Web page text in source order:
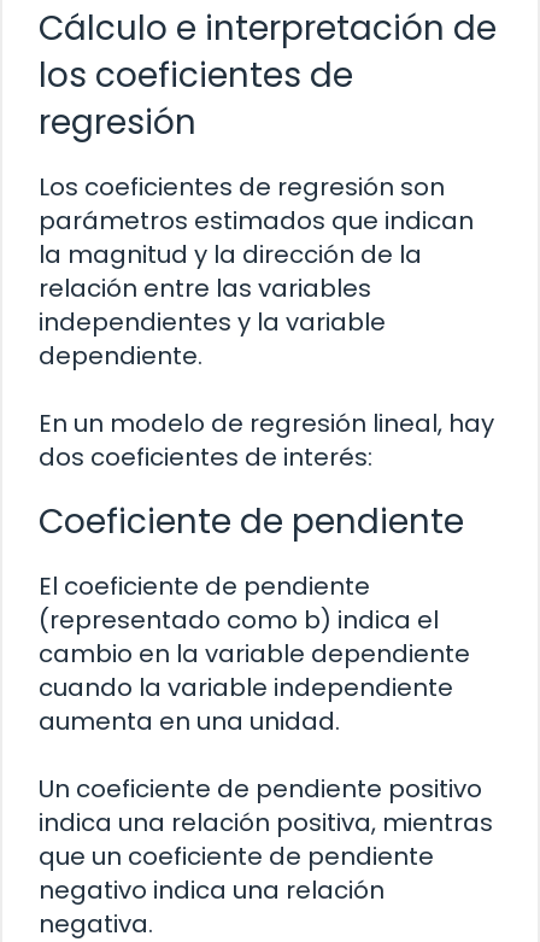
Cálculo e interpretación de
los coeficientes de
regresión
Los coeficientes de regresión son
parámetros estimados que indican
la magnitud y la dirección de la
relación entre las variables
independientes y la variable
dependiente.
En un modelo de regresión lineal, hay
dos coeficientes de interés:
Coeficiente de pendiente
El coeficiente de pendiente
(representado como b) indica el
cambio en la variable dependiente
cuando la variable independiente
aumenta en una unidad.
Un coeficiente de pendiente positivo
indica una relación positiva, mientras
que un coeficiente de pendiente
negativo indica una relación
negativa.